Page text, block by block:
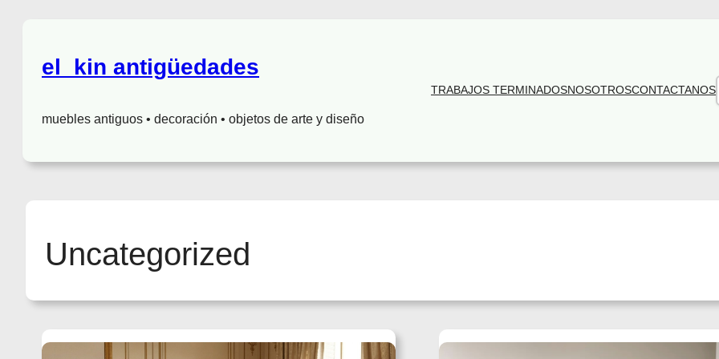
el_kin antigüedades
muebles antiguos • decoración • objetos de arte y diseño
TRABAJOS TERMINADOSNOSOTROSCONTACTANOS
Uncategorized